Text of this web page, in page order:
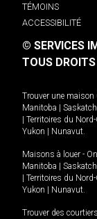
TÉMOINS
ACCESSIBILITÉ
© SERVICES
TOUS DROITS
Trouver une maison
Manitoba
Territoires du
Yukon
Nunavut.
Maisons à louer -
Manitoba
Territoires du
Yukon
Nunavut.
Trouver des